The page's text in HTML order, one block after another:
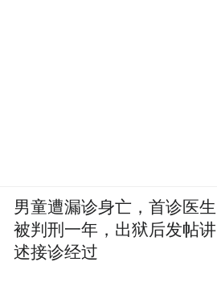
男童遭漏诊身亡，首诊医生
被判刑一年，出狱后发帖讲
述接诊经过